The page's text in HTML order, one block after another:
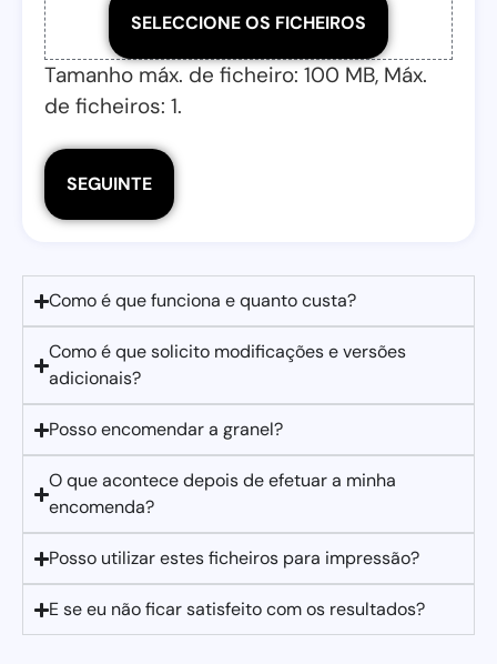
SELECCIONE OS FICHEIROS
Tamanho máx. de ficheiro: 100 MB, Máx.
de ficheiros: 1.
Como é que funciona e quanto custa?
Como é que solicito modificações e versões
adicionais?
Posso encomendar a granel?
O que acontece depois de efetuar a minha
encomenda?
Posso utilizar estes ficheiros para impressão?
E se eu não ficar satisfeito com os resultados?